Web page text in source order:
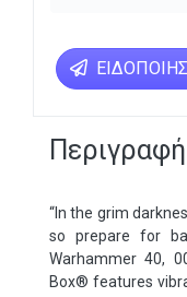
Περιγραφή
“In the grim
so prepare for
Warhammer 40,
Box® features